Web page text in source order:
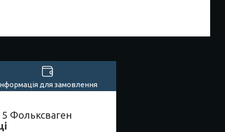
для замовлення
Фольксваген